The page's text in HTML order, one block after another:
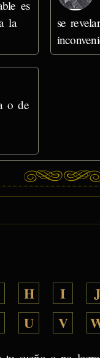
es
la
se
o de
H I J
U V